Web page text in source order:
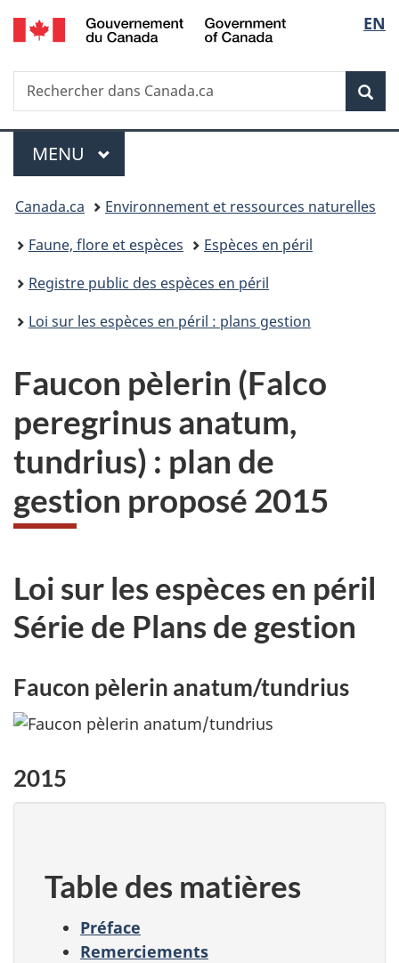
Passer
au
principal
Passer
à
Au
du
Passer
à
version
simplifiée
de
la
EN
Recherche
Rechercher
dans
Menu
MENU PRINCIPAL
Vous
êtes
ici :
Canada.ca
Environnement et ressources naturelles
Faune, flore et espèces
Espèces en péril
Registre public des espèces en péril
Loi sur les espèces en péril : plans gestion
Faucon pèlerin (Falco
peregrinus anatum,
tundrius) : plan de
gestion proposé 2015
Loi sur les espèces en péril
Série de Plans de gestion
Faucon pèlerin anatum/tundrius
2015
Table des matières
Préface
Remerciements